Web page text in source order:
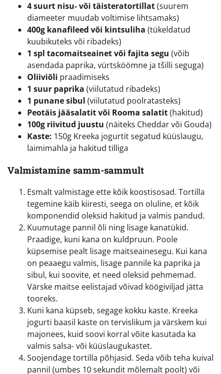
4 suurt nisu- või täisteratortillat(suurem
diameeter muudab voltimise lihtsamaks)
400g kanafileed või kintsuliha (tükeldatud
kuubikuteks või ribadeks)
1 spl tacomaitseainet või fajita segu (võib
asendada paprika, vürtsköömne ja tšilli seguga)
Oliiviõli praadimiseks
1 suur paprika (viilutatud ribadeks)
1 punane sibul (viilutatud poolratasteks)
Peotäis jääsalatit või Rooma salatit(hakitud)
100g riivitud juustu (näiteks Cheddar või Gouda)
Kaste: 150g Kreeka jogurtit segatud küüslaugu,
laimimahla ja hakitud tilliga
Valmistamine samm-sammult
Esmalt valmistage ette kõik koostisosad. Tortilla
tegemine käib kiiresti, seega on oluline, et kõik
komponendid oleksid hakitud ja valmis pandud.
Kuumutage pannil õli ning lisage kanatükid.
Praadige, kuni kana on kuldpruun. Poole
küpsemise pealt lisage maitseainesegu. Kui kana
on peaaegu valmis, lisage pannile ka paprika ja
sibul, kui soovite, et need oleksid pehmemad.
Värske maitse eelistajad võivad köögiviljad jätta
tooreks.
Kuni kana küpseb, segage kokku kaste. Kreeka
jogurti baasil kaste on tervislikum ja värskem kui
majonees, kuid soovi korral võite kasutada ka
valmis salsa- või küüslaugukastet.
Soojendage tortilla põhjasid. Seda võib teha kuival
pannil (umbes 10 sekundit mõlemalt poolt) või